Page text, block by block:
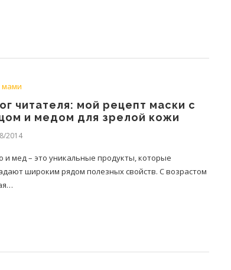
мами
читателя: мой рецепт маски с
и медом для зрелой кожи
2014
и мед – это уникальные продукты, которые
широким рядом полезных свойств. С возрастом